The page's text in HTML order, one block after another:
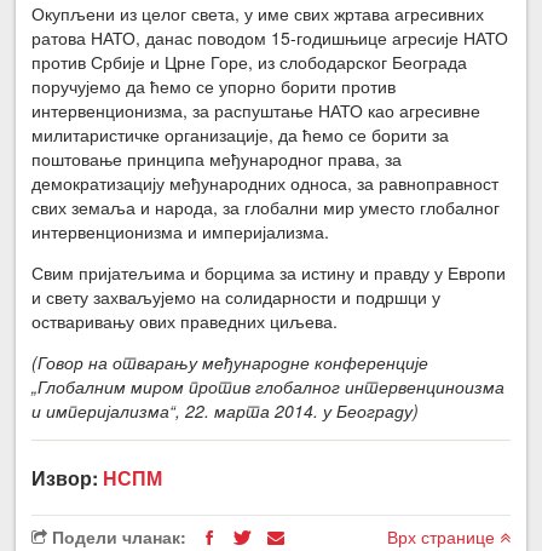
Окупљени из целог света, у име свих жртава агресивних
ратова НАТО, данас поводом 15-годишњице агресије НАТО
против Србије и Црне Горе, из слободарског Београда
поручујемо да ћемо се упорно борити против
интервенционизма, за распуштање НАТО као агресивне
милитаристичке организације, да ћемо се борити за
поштовање принципа међународног права, за
демократизацију међународних односа, за равноправност
свих земаља и народа, за глобални мир уместо глобалног
интервенционизма и империјализма.
Свим пријатељима и борцима за истину и правду у Европи
и свету захваљујемо на солидарности и подршци у
остваривању ових праведних циљева.
(Говор на отварању међународне конференције
„Глобалним миром против глобалног интервенциноизма
и империјализма“, 22. марта 2014. у Београду)
Извор: НСПМ
Подели чланак: Врх странице